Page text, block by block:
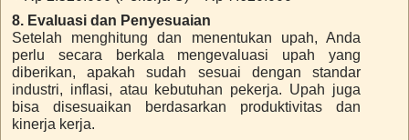
8. Evaluasi dan Penyesuaian
Setelah menghitung dan menentukan upah, Anda
perlu secara berkala mengevaluasi upah yang
diberikan, apakah sudah sesuai dengan standar
industri, inflasi, atau kebutuhan pekerja. Upah juga
bisa disesuaikan berdasarkan produktivitas dan
kinerja kerja.